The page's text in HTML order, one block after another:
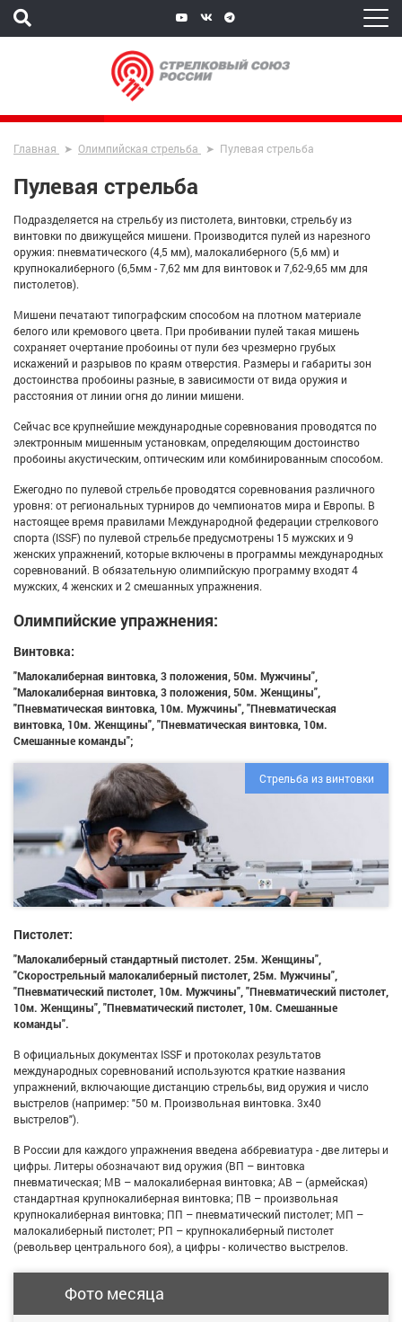
Главная Олимпийская стрельба Пулевая стрельба
Пулевая стрельба
Подразделяется на стрельбу из пистолета, винтовки, стрельбу из
винтовки по движущейся мишени. Производится пулей из нарезного
оружия: пневматического (4,5 мм), малокалиберного (5,6 мм) и
крупнокалиберного (6,5мм - 7,62 мм для винтовок и 7,62-9,65 мм для
пистолетов).
Мишени печатают типографским способом на плотном материале
белого или кремового цвета. При пробивании пулей такая мишень
сохраняет очертание пробоины от пули без чрезмерно грубых
искажений и разрывов по краям отверстия. Размеры и габариты зон
достоинства пробоины разные, в зависимости от вида оружия и
расстояния от линии огня до линии мишени.
Сейчас все крупнейшие международные соревнования проводятся по
электронным мишенным установкам, определяющим достоинство
пробоины акустическим, оптическим или комбинированным способом.
Ежегодно по пулевой стрельбе проводятся соревнования различного
уровня: от региональных турниров до чемпионатов мира и Европы. В
настоящее время правилами Международной федерации стрелкового
спорта (ISSF) по пулевой стрельбе предусмотрены 15 мужских и 9
женских упражнений, которые включены в программы международных
соревнований. В обязательную олимпийскую программу входят 4
мужских, 4 женских и 2 смешанных упражнения.
Олимпийские упражнения:
Винтовка:
"Малокалиберная винтовка, 3 положения, 50м. Мужчины",
"Малокалиберная винтовка, 3 положения, 50м. Женщины",
"Пневматическая винтовка, 10м. Мужчины", "Пневматическая
винтовка, 10м. Женщины", "Пневматическая винтовка, 10м.
Смешанные команды";
Стрельба из винтовки
Пистолет:
"Малокалиберный стандартный пистолет. 25м. Женщины",
"Скорострельный малокалиберный пистолет, 25м. Мужчины",
"Пневматический пистолет, 10м. Мужчины", "Пневматический пистолет,
10м. Женщины", "Пневматический пистолет, 10м. Смешанные
команды".
В официальных документах ISSF и протоколах результатов
международных соревнований используются краткие названия
упражнений, включающие дистанцию стрельбы, вид оружия и число
выстрелов (например: "50 м. Произвольная винтовка. 3х40
выстрелов").
В России для каждого упражнения введена аббревиатура - две литеры и
цифры. Литеры обозначают вид оружия (ВП – винтовка
пневматическая; МВ – малокалиберная винтовка; АВ – (армейская)
стандартная крупнокалиберная винтовка; ПВ – произвольная
крупнокалиберная винтовка; ПП – пневматический пистолет; МП –
малокалиберный пистолет; РП – крупнокалиберный пистолет
(револьвер центрального боя), а цифры - количество выстрелов.
Фото месяца